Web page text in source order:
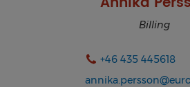
Billing
+46 435 445618